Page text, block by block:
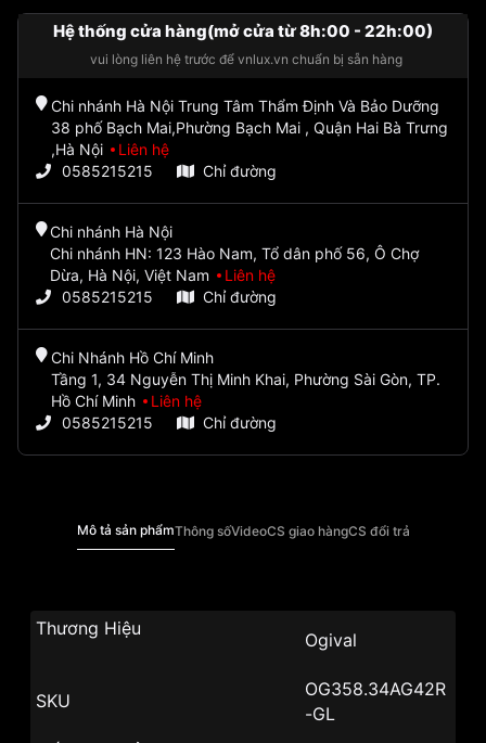
Hệ thống cửa hàng(mở cửa từ 8h:00 - 22h:00)
vui lòng liên hệ trước để vnlux.vn chuẩn bị sẵn hàng
Chi nhánh Hà Nội Trung Tâm Thẩm Định Và Bảo Dưỡng
38 phố Bạch Mai,Phường Bạch Mai , Quận Hai Bà Trưng
,Hà Nội
Liên hệ
0585215215
Chỉ đường
Chi nhánh Hà Nội
Chi nhánh HN: 123 Hào Nam, Tổ dân phố 56, Ô Chợ
Dừa, Hà Nội, Việt Nam
Liên hệ
0585215215
Chỉ đường
Chi Nhánh Hồ Chí Minh
Tầng 1, 34 Nguyễn Thị Minh Khai, Phường Sài Gòn, TP.
Hồ Chí Minh
Liên hệ
0585215215
Chỉ đường
Mô tả sản phẩmThông sốVideoCS giao hàngCS đổi trả
Thương Hiệu
Ogival
SKU
OG358.34AG42R
-GL